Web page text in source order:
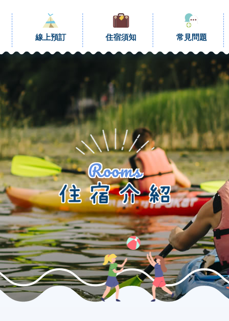
線上預訂 住宿須知 常見問題
Rooms